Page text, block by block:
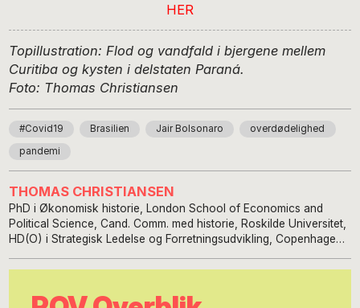
HER
Topillustration: Flod og vandfald i bjergene mellem
Curitiba og kysten i delstaten Paraná.
Foto: Thomas Christiansen
#Covid19 Brasilien Jair Bolsonaro overdødelighed
pandemi
THOMAS CHRISTIANSEN
PhD i Økonomisk historie, London School of Economics and
Political Science, Cand. Comm. med historie, Roskilde Universitet,
HD(O) i Strategisk Ledelse og Forretningsudvikling, Copenhagen
www.thomaschristiansen.net